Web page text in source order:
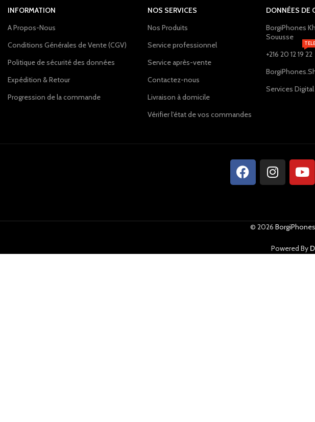
INFORMATION
A Propos-Nous
Conditions Générales de Vente (CGV)
Politique de sécurité des données
Expédition & Retour
Progression de la commande
NOS SERVICES
Nos Produits
Service professionnel
Service après-vente
Contactez-nous
Livraison à domicile
Vérifier l'état de vos commandes
DONNÉES DE
BorgiPhones
Souusse
+216 20 12 19 22
Services
© 2026 BorgiPhones
Powered By